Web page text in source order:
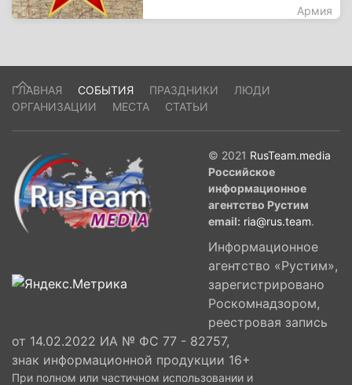
Армия
ГЛАВНАЯ СОБЫТИЯ ПРАЗДНИКИ
ЛЮДИ
ОРГАНИЗАЦИИ
МЕСТА СТАТЬИ
© 2021 RusTeam.media
Российское
информационное
агентство Рустим
email: ria@rus.team.
Информационное
агентство «Рустим»,
зарегистрировано
Роскомнадзором,
реестровая запись
от 14.02.2022 ИА № ФС 77 - 82757,
знак информационной продукции 16+
При полном или частичном использовании и